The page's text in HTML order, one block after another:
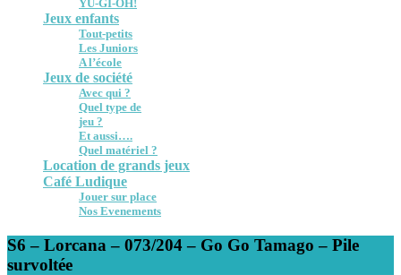
YU-GI-OH!
Jeux enfants
Tout-petits
Les Juniors
A l’école
Jeux de société
Avec qui ?
Quel type de
jeu ?
Et aussi….
Quel matériel ?
Location de grands jeux
Café Ludique
Jouer sur place
Nos Evenements
S6 – Lorcana – 073/204 – Go Go Tamago – Pile
survoltée